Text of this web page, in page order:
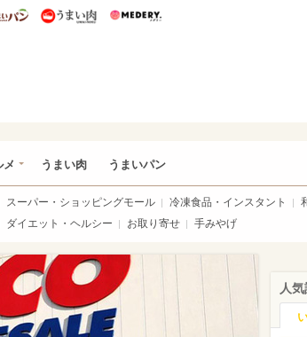
集
めし うまいパン うまい肉
メ うまい肉 うまいパン
スーパー・ショッピングモール 冷凍食品・インスタント
ダイエット・ヘルシー お取り寄せ 手みやげ
人